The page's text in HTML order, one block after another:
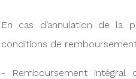
En cas d’annulation de la
conditions de
- Remboursement intégral